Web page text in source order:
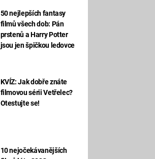
50 nejlepších fantasy
filmů všech dob: Pán
prstenů a Harry Potter
jsou jen špičkou ledovce
KVÍZ: Jak dobře znáte
filmovou sérii Vetřelec?
Otestujte se!
10 nejočekávanějších